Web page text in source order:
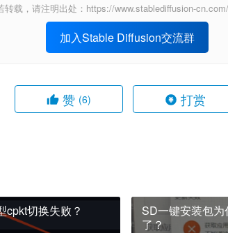
转载，请注明出处：https://www.stablediffusion-
加入Stable Diffusion交流群
赞 (6) 打赏
cpkt切换失败？
SD一键安装包
了？